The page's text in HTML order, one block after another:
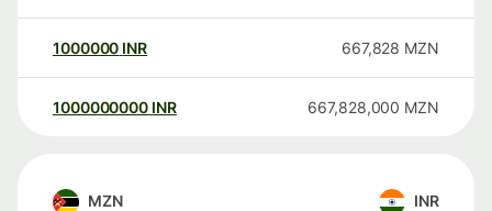
1000000 INR 667,828 MZN
1000000000 INR 667,828,000 MZN
MZN INR